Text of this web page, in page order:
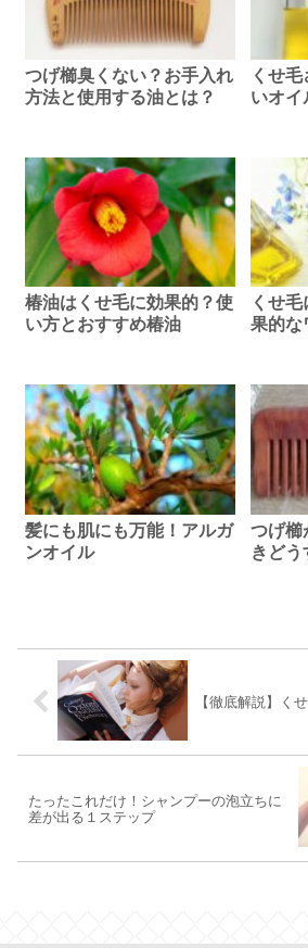
つげ櫛臭くない？お手入れ
方法と使用する油とは？
くせ
いオイ
椿油はくせ毛に効果的？使
い方とおすすめ椿油
くせ
果的な
髪にも肌にも万能！アルガ
ンオイル
つげ櫛
きどう
【徹底解説】く
たったこれだけ！シャンプーの泡立ちに
差が出る１ステップ